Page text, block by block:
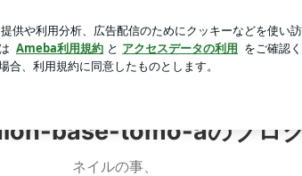
ブログ
base-tomo-aのブログ
ネイルの事、